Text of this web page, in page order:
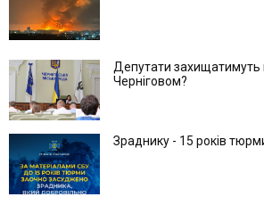
Депутати захищатимуть
Черніговом?
Зраднику - 15 років